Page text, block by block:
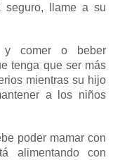
seguro,
llame a su
comer o beber
tenga que ser más
mientras su hijo
a los niños
poder mamar con
alimentando con